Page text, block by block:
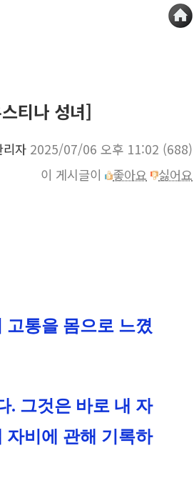
티나 성녀]
자 2025/07/06 오후 11:02 (688)
이 게시글이
좋아요 싫어요
통을 몸으로 느꼈
. 그것은 바로 내 자
자비에 관해 기록하